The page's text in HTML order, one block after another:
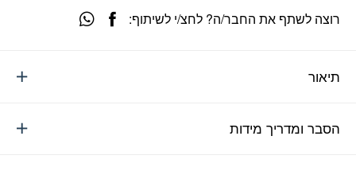
תיאור
הסבר ומדריך מידות
רוצה לשתף את החבר/ה? לחצ/י לשיתוף: